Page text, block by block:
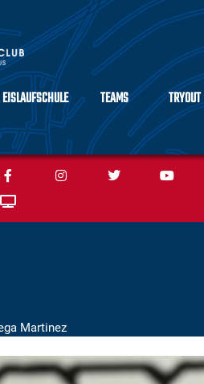
EISLAUFSCHULE TEAMS
TRYOUT
Martinez